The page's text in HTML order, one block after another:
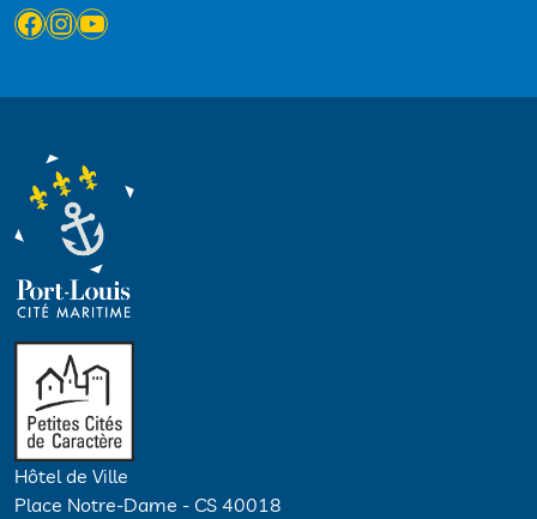
Facebook
Instagram
YouTube
Hôtel de Ville
Place Notre-Dame - CS 40018